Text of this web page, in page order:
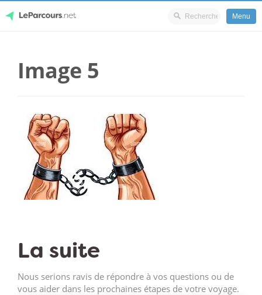
content
Menu
Image 5
La suite
Nous serions ravis de répondre à vos questions ou de
vous aider dans les prochaines étapes de votre voyage.